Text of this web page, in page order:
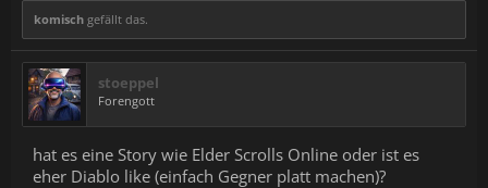
komisch gefällt das.
stoeppel
Forengott
hat es eine Story wie Elder Scrolls Online oder ist es
eher Diablo like (einfach Gegner platt machen)?